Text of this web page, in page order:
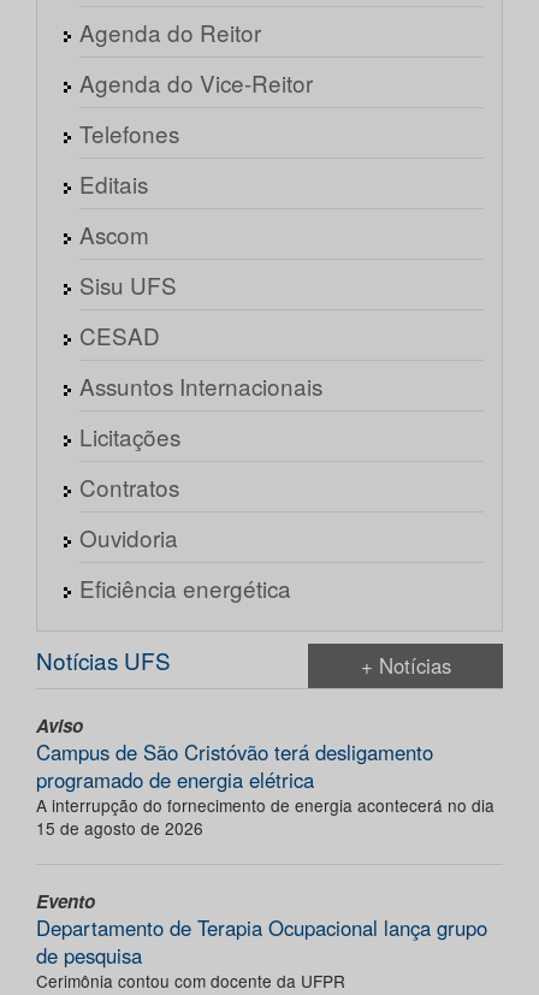
Agenda do Reitor
Agenda do Vice-Reitor
Telefones
Editais
Ascom
Sisu UFS
CESAD
Assuntos Internacionais
Licitações
Contratos
Ouvidoria
Eficiência energética
Notícias UFS + Notícias
Aviso
Campus de São Cristóvão terá desligamento
programado de energia elétrica
A interrupção do fornecimento de energia acontecerá no dia
15 de agosto de 2026
Evento
Departamento de Terapia Ocupacional lança grupo
de pesquisa
Cerimônia contou com docente da UFPR